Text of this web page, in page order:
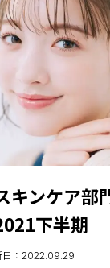
ニュース
ース
・ヘアケア
ース
ク
路
ース
ルニュース
・アワード
品キンケア
下半期
日：2022.09.29